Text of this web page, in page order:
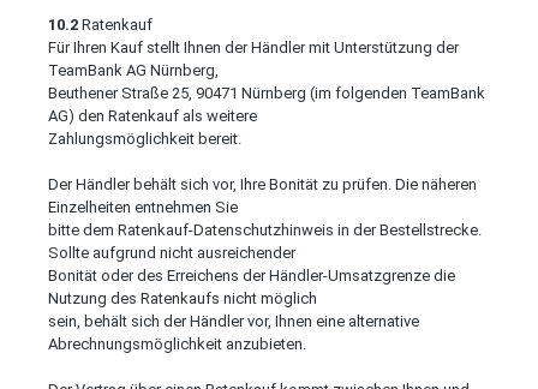
10.2 Ratenkauf
Für Ihren Kauf stellt Ihnen der Händler mit Unterstützung der
TeamBank AG Nürnberg,
Beuthener Straße 25, 90471 Nürnberg (im folgenden TeamBank
AG) den Ratenkauf als weitere
Zahlungsmöglichkeit bereit.
Der Händler behält sich vor, Ihre Bonität zu prüfen. Die näheren
Einzelheiten entnehmen Sie
bitte dem Ratenkauf-Datenschutzhinweis in der Bestellstrecke.
Sollte aufgrund nicht ausreichender
Bonität oder des Erreichens der Händler-Umsatzgrenze die
Nutzung des Ratenkaufs nicht möglich
sein, behält sich der Händler vor, Ihnen eine alternative
Abrechnungsmöglichkeit anzubieten.